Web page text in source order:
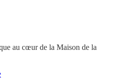
au cœur de la Maison de la